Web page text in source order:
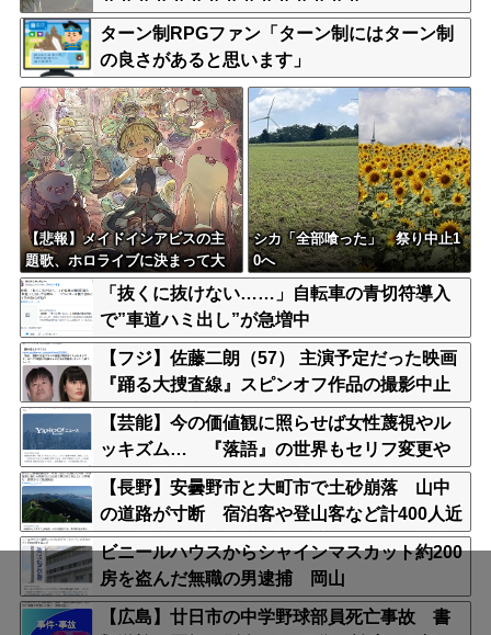
ターン制RPGファン「ターン制にはターン制
の良さがあると思います」
【悲報】メイドインアビスの主
題歌、ホロライブに決まって大
炎上wwwww
シカ「全部喰った」 祭り中止1
0へ
「抜くに抜けない……」自転車の青切符導入
で”車道ハミ出し”が急増中
【フジ】佐藤二朗（57） 主演予定だった映画
『踊る大捜査線』スピンオフ作品の撮影中止
が正式に決定
【芸能】今の価値観に照らせば女性蔑視やル
ッキズム… 『落語』の世界もセリフ変更や
改作、現代にふさわしい表現模索の動き
【長野】安曇野市と大町市で土砂崩落 山中
の道路が寸断 宿泊客や登山客など計400人近
くが孤立か 土石流で橋が流されたとの情報
も
ビニールハウスからシャインマスカット約200
房を盗んだ無職の男逮捕 岡山
【広島】廿日市の中学野球部員死亡事故 書